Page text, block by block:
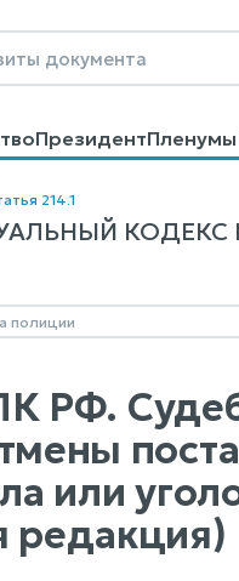
Президент
ПомощьПоиск
214.1
КОДЕКС N
РФ.
или
редакция)